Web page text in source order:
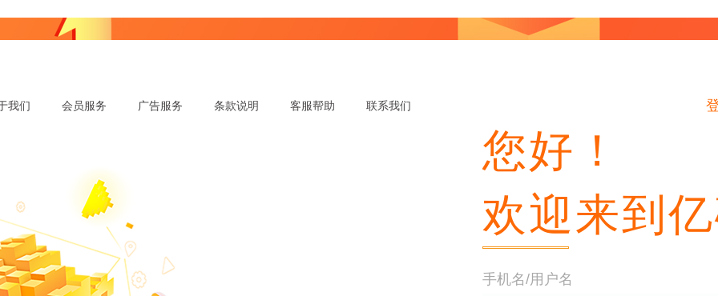
我们 会员服务 广告服务 条款说明 客服帮助 联系我们
您好！
欢迎来到
手机名/用户名